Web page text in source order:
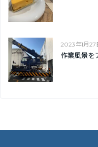
2023年1月27
作業風景を